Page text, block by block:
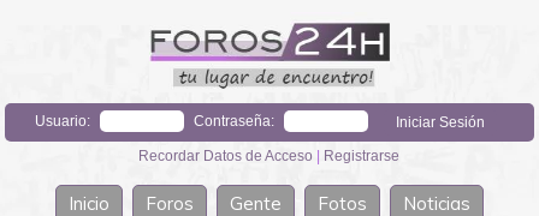
Usuario: Contraseña:
Recordar Datos de Acceso | Registrarse
Inicio Foros Gente Fotos
Noticias